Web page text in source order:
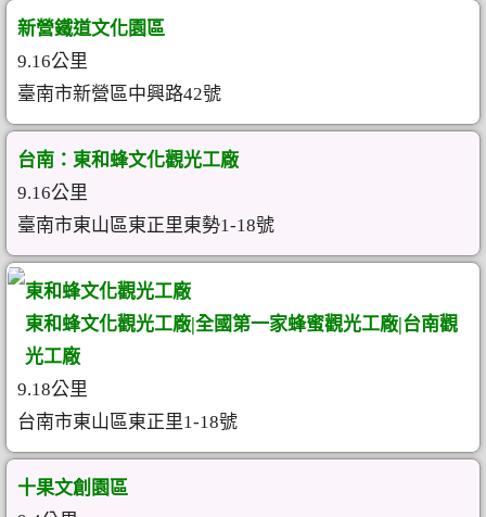
新營鐵道文化園區
9.16公里
臺南市新營區中興路42號
台南：東和蜂文化觀光工廠
9.16公里
臺南市東山區東正里東勢1-18號
東和蜂文化觀光工廠
東和蜂文化觀光工廠|全國第一家蜂蜜觀光工廠|台南觀
光工廠
9.18公里
台南市東山區東正里1-18號
十果文創園區